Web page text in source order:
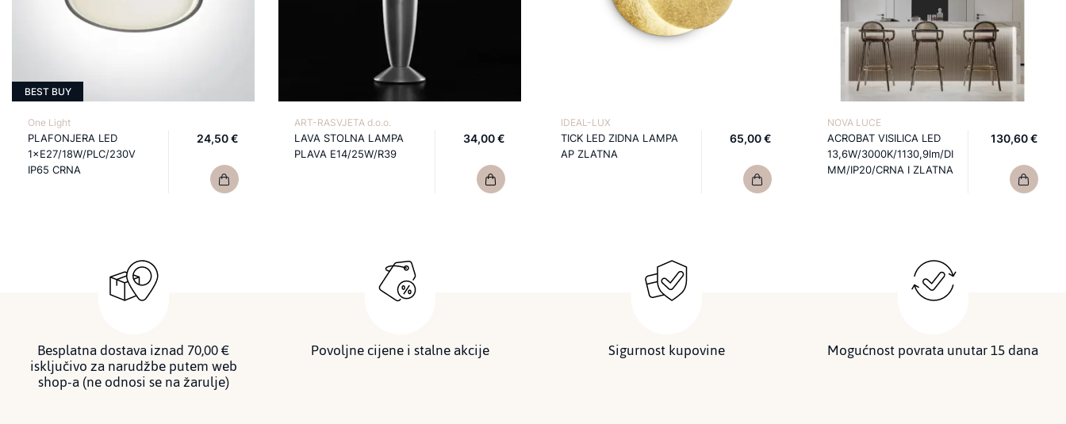
BEST BUY
One Light
PLAFONJERA LED
1×E27/18W/PLC/230V
IP65 CRNA
24,50 €
ART-RASVJETA d.o.o.
LAVA STOLNA LAMPA
PLAVA E14/25W/R39
34,00 €
IDEAL-LUX
TICK LED ZIDNA LAMPA
AP ZLATNA
65,00 €
NOVA LUCE
ACROBAT VISILICA LED
13,6W/3000K/1130,9lm/DI
MM/IP20/CRNA I ZLATNA
130,60 €
Besplatna dostava iznad 70,00 €
isključivo za narudžbe putem web
shop-a (ne odnosi se na žarulje)
Povoljne cijene i stalne akcije Sigurnost kupovine Mogućnost povrata unutar 15 dana